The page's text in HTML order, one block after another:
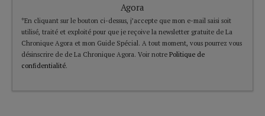
Agora
*En cliquant sur le bouton ci-dessus, j’accepte que mon e-mail saisi soit
utilisé, traité et exploité pour que je reçoive la newsletter gratuite de La
Chronique Agora et mon Guide Spécial. A tout moment, vous pourrez vous
désinscrire de de La Chronique Agora. Voir notre Politique de
confidentialité.